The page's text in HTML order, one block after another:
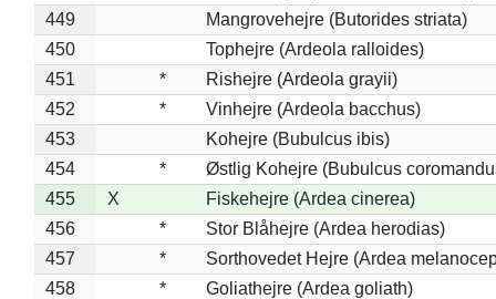
449
Mangrovehejre (Butorides striata)
450
Tophejre (Ardeola ralloides)
451
*
Rishejre (Ardeola grayii)
452
*
Vinhejre (Ardeola bacchus)
453
Kohejre (Bubulcus ibis)
454
*
Østlig Kohejre (Bubulcus
455
X
Fiskehejre (Ardea cinerea)
456
*
Stor Blåhejre (Ardea herodias)
457
*
Sorthovedet Hejre (Ardea
458
*
Goliathejre (Ardea goliath)